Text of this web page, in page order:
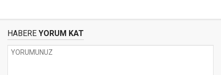
HABERE YORUM KAT